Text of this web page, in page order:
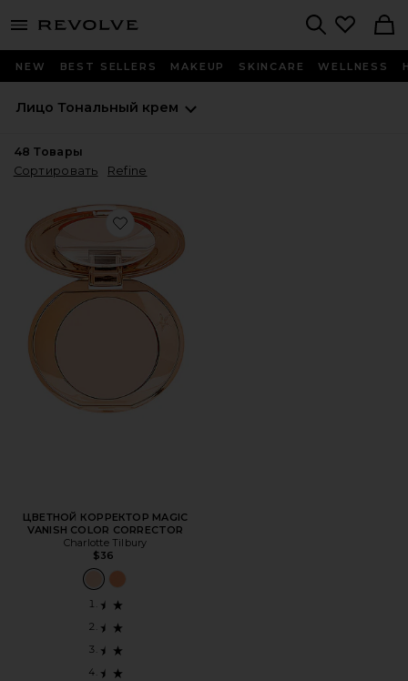
menu - shows more content
NEW BEST SELLERS MAKEUP SKINCARE WELLNESS
Лицо Тональный крем
48 Товары
Сортировать
Refine
Favorite ЦВЕТНОЙ КОРРЕКТОР MAGIC VANISH COLOR
ЦВЕТНОЙ КОРРЕКТОР MAGIC
VANISH COLOR CORRECTOR
Charlotte Tilbury
$36